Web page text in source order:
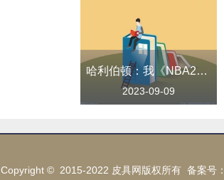
哈利伯顿：我《NBA2K24》的突破扣篮只有65？别瞎搞了！
2023-09-09
Copyright © 2015-2022 皮具网版权所有 备案号：